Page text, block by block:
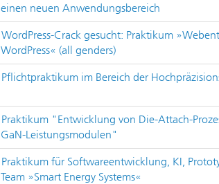
einen neuen Anwendungsbereich
WordPress-Crack gesucht: Praktikum
WordPress« (all genders)
Pflichtpraktikum im Bereich der
Praktikum "Entwicklung von Die-Attach-
GaN-Leistungsmodulen"
Praktikum für Softwareentwicklung, KI,
Team »Smart Energy Systems«